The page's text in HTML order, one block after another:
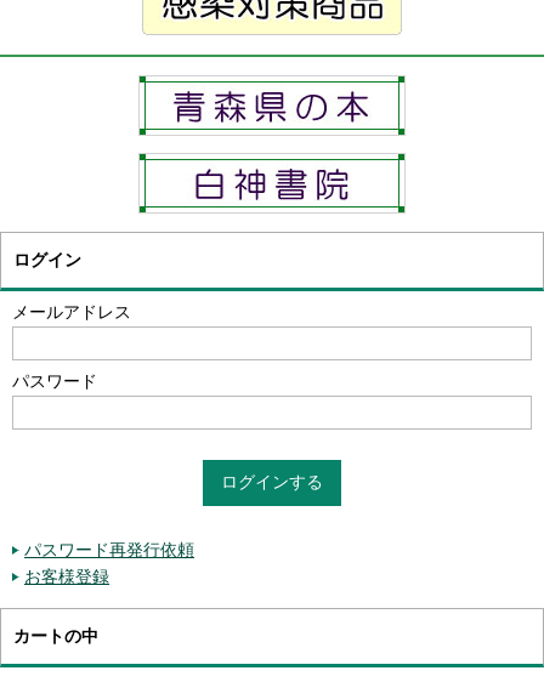
ログイン
メールアドレス
パスワード
パスワード再発行依頼
お客様登録
カートの中